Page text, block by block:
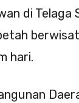
di Telaga
hari.